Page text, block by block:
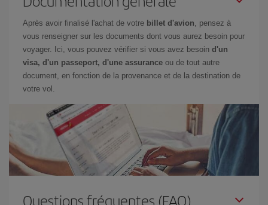
Après avoir finalisé l'achat de votre billet d'avion, pensez à
vous renseigner sur les documents dont vous aurez besoin pour
voyager. Ici, vous pouvez vérifier si vous avez besoin d'un
visa, d'un passeport, d'une assurance ou de tout autre
document, en fonction de la provenance et de la destination de
votre vol.
Questions fréquentes (FAQ)